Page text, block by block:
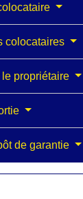
colocataires
propriétaire
de garantie